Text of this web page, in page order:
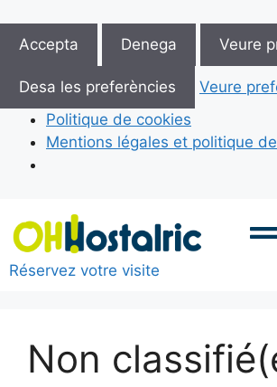
Accepta Denega Veure
Desa les preferències
Veure
Politique de cookies
Mentions légales et politique
Réservez votre visite
Non